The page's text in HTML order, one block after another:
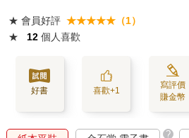
★ 會員好評 ★★★★★（1）
★
12 個人喜歡
好書 喜歡+1
寫評價
賺金幣
?